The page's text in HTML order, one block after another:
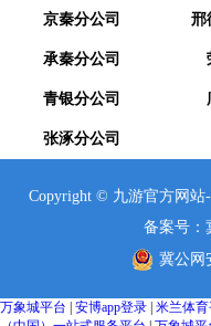
京秦分公司 邢
承秦分公司
青银分公司
张涿分公司
Copyright © 九游官方网站
备案号：
冀公网
万象城平台 | 安博app登录 | 米兰体育